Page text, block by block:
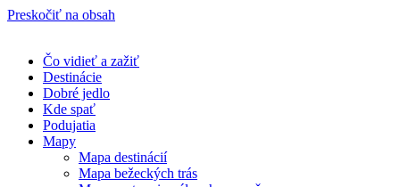
Preskočiť na obsah
Čo vidieť a zažiť
Destinácie
Dobré jedlo
Kde spať
Podujatia
Mapy
Mapa destinácií
Mapa bežeckých trás